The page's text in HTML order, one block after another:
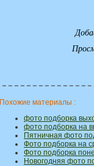
Похожие материалы :
фото подборка
фото подборка на
Пятничная фото
Фото подборка на
Фото подборка
Новогодняя фото